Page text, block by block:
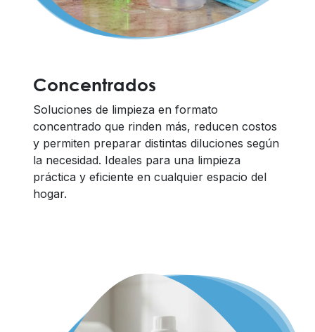
Concentrados
Soluciones de limpieza en formato
concentrado que rinden más, reducen costos
y permiten preparar distintas diluciones según
la necesidad. Ideales para una limpieza
práctica y eficiente en cualquier espacio del
hogar.